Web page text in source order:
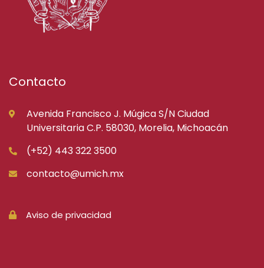
Contacto
Avenida Francisco J. Múgica S/N Ciudad
Universitaria C.P. 58030, Morelia, Michoacán
(+52) 443 322 3500
contacto@umich.mx
Aviso de privacidad